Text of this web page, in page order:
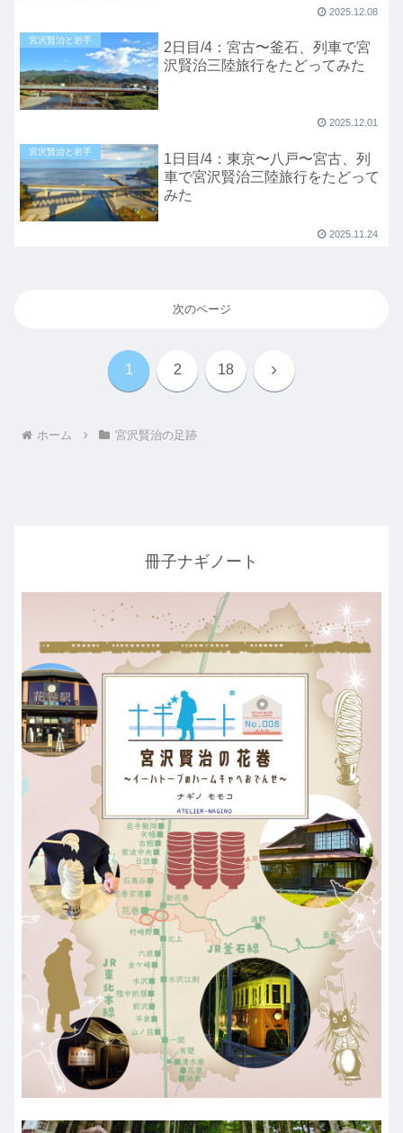
2025.12.08
宮沢賢治と岩手
2日目/4：宮古〜釜石、列車で宮
沢賢治三陸旅行をたどってみた
2025.12.01
宮沢賢治と岩手
1日目/4：東京〜八戸〜宮古、列
車で宮沢賢治三陸旅行をたどって
みた
2025.11.24
次のページ
1 2 18 次
ホーム 宮沢賢治の足跡
冊子ナギノート